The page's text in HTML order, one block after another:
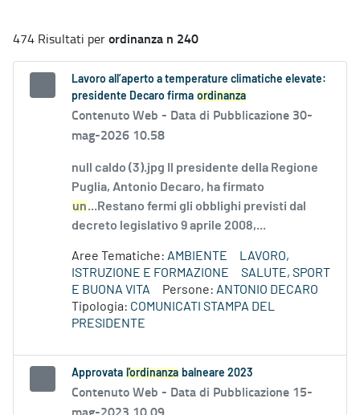
474 Risultati perordinanza n 240
Lavoro all’aperto a temperature climatiche elevate:
presidente Decaro firma ordinanza
Contenuto Web - Data di Pubblicazione 30-
mag-2026 10.58
null caldo (3).jpg Il presidente della Regione
Puglia, Antonio Decaro, ha firmato
un...Restano fermi gli obblighi previsti dal
decreto legislativo 9 aprile 2008,...
Aree Tematiche: AMBIENTE
LAVORO,
ISTRUZIONE E FORMAZIONE
SALUTE, SPORT
E BUONA VITA
Persone: ANTONIO DECARO
Tipologia: COMUNICATI STAMPA DEL
PRESIDENTE
Approvata l'ordinanza balneare 2023
Contenuto Web - Data di Pubblicazione 15-